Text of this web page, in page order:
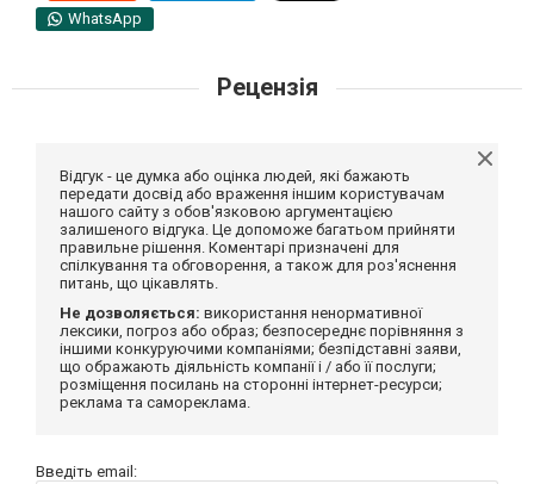
WhatsApp
Рецензія
Відгук - це думка або оцінка людей, які бажають
передати досвід або враження іншим користувачам
нашого сайту з обов'язковою аргументацією
залишеного відгука. Це допоможе багатьом прийняти
правильне рішення. Коментарі призначені для
спілкування та обговорення, а також для роз'яснення
питань, що цікавлять.
Не дозволяється: використання ненормативної
лексики, погроз або образ; безпосереднє порівняння з
іншими конкуруючими компаніями; безпідставні заяви,
що ображають діяльність компанії і / або її послуги;
розміщення посилань на сторонні інтернет-ресурси;
реклама та самореклама.
Введіть email: